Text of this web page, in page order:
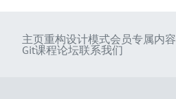
主页重构设计模式会员专属内容
Git课程论坛联系我们